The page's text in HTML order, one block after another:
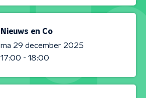
Nieuws en Co
ma 29 december 2025
17:00 - 18:00